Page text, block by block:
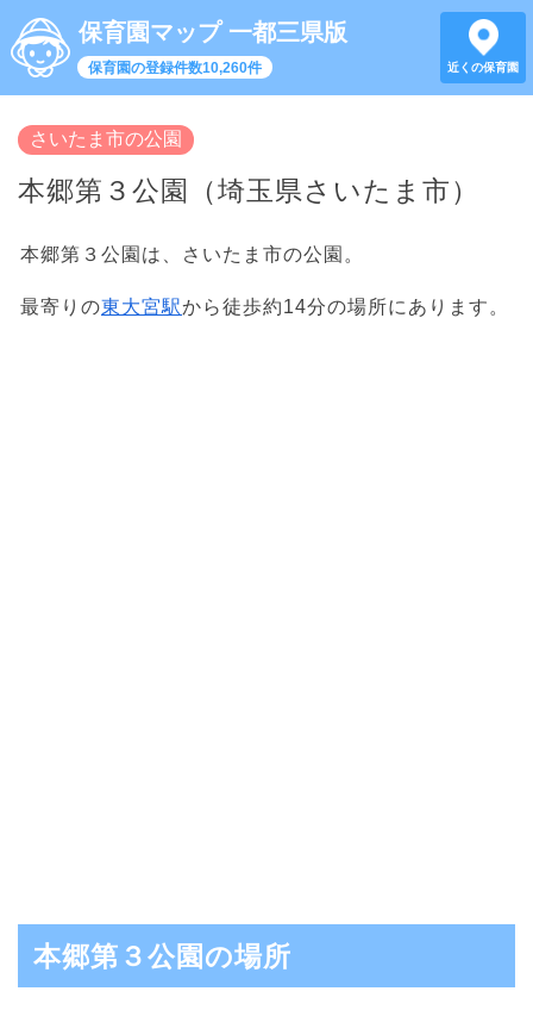
保育園マップ 一都三県版
保育園の登録件数10,260件 近くの保育園
さいたま市の公園
本郷第３公園（埼玉県さいたま市）
本郷第３公園は、さいたま市の公園。
最寄りの東大宮駅から徒歩約14分の場所にあります。
本郷第３公園の場所